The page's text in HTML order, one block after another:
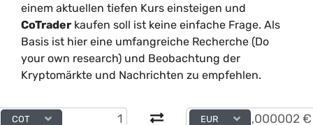
einem aktuellen tiefen Kurs einsteigen und
CoTrader kaufen soll ist keine einfache Frage. Als
Basis ist hier eine umfangreiche Recherche (Do
your own research) und Beobachtung der
Kryptomärkte und Nachrichten zu empfehlen.
COT EUR